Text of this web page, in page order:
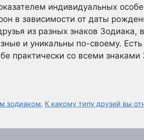
индивидуальных
в зависимости от даты
из разных знаков Зодиака,
и уникальны по-своему. Есть
практически со всеми
зодиаком, К какому типу друзей вы